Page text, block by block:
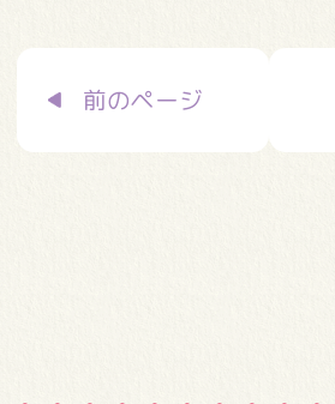
ナ
前のページ